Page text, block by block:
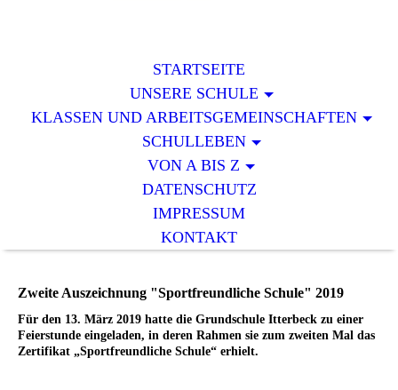
STARTSEITE
UNSERE SCHULE
KLASSEN UND ARBEITSGEMEINSCHAFTEN
SCHULLEBEN
VON A BIS Z
DATENSCHUTZ
IMPRESSUM
KONTAKT
Zweite Auszeichnung "Sportfreundliche Schule" 2019
Für den 13. März 2019 hatte die Grundschule Itterbeck zu einer
Feierstunde eingeladen, in deren Rahmen sie zum zweiten Mal das
Zertifikat „Sportfreundliche Schule“ erhielt.